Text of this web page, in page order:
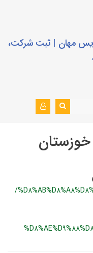
مهان | ثبت شرکت،
/